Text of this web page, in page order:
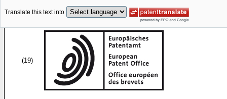
Translate this text into
(19)